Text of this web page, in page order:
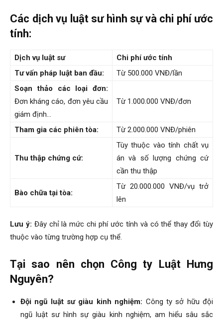
Các dịch vụ luật sư hình sự và chi phí ước
tính:
Dịch vụ luật sư
Chi phí ước tính
Tư vấn pháp luật ban đầu:
Từ 500.000 VNĐ/lần
Soạn thảo các loại đơn:
Đơn kháng cáo, đơn yêu cầu
giám định…
Từ 1.000.000 VNĐ/đơn
Tham gia các phiên tòa: Từ 2.000.000 VNĐ/phiên
Thu thập chứng cứ:
Tùy thuộc vào tính chất vụ
án và số lượng chứng cứ
cần thu thập
Bào chữa tại tòa:
Từ 20.000.000 VNĐ/vụ trở
lên
Lưu ý: Đây chỉ là mức chi phí ước tính và có thể thay đổi tùy
thuộc vào từng trường hợp cụ thể.
Tại sao nên chọn Công ty Luật Hưng
Nguyên?
Đội ngũ luật sư giàu kinh nghiệm: Công ty sở hữu đội
ngũ luật sư hình sự giàu kinh nghiệm, am hiểu sâu sắc